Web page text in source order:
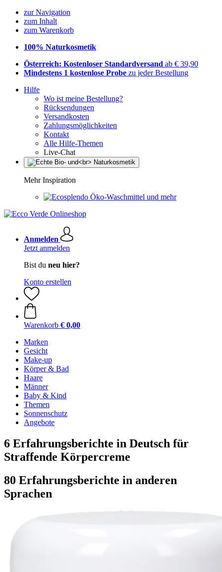
zur Navigation
zum Inhalt
zum Warenkorb
100% Naturkosmetik
Österreich: Kostenloser Standardversand ab € 39,90
Mindestens 1 kostenlose Probe zu jeder Bestellung
Hilfe
Wo ist meine Bestellung?
Rücksendungen
Versandkosten
Zahlungsmöglichkeiten
Kontakt
Alle Hilfe-Themen
Live-Chat
Mehr Inspiration
Öko-Waschmittel und mehr
Anmelden
Jetzt anmelden
Bist du neu hier?
Konto erstellen
Warenkorb € 0,00
Marken
Gesicht
Make-up
Körper & Bad
Haare
Männer
Baby & Kind
Themen
Sonnenschutz
Angebote
6 Erfahrungsberichte in Deutsch für
Straffende Körpercreme
80 Erfahrungsberichte in anderen
Sprachen